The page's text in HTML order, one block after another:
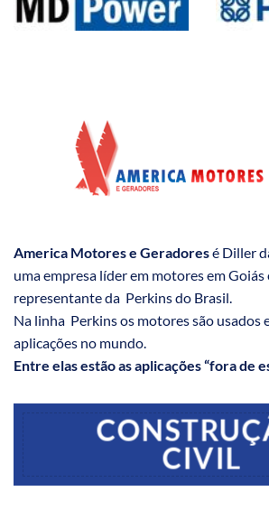
America Motores e Geradoresé Diller
uma empresa líder em motores em Goiás
representante da Perkins do Brasil.
Na linha Perkins os motores são usados
aplicações no mundo.
Entre elas estão as aplicações “fora de
CIVIL